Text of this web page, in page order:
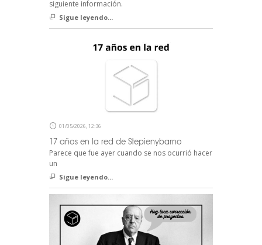
siguiente información.
Sigue leyendo...
01/05/2026, 12:36
17 años en la red de Stepienybarno
Parece que fue ayer cuando se nos ocurrió hacer
un
Sigue leyendo...